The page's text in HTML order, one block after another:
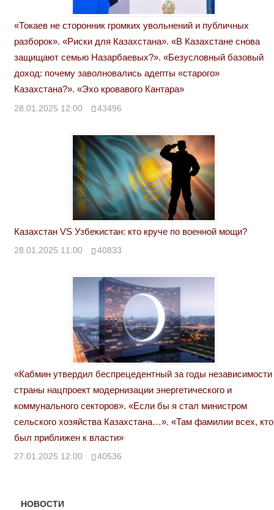
«Токаев не сторонник громких увольнений и публичных
разборок». «Риски для Казахстана». «В Казахстане снова
защищают семью Назарбаевых?». «Безусловный базовый
доход: почему заволновались адепты «старого»
Казахстана?». «Эхо кровавого Кантара»
28.01.2025 12:00 43496
Казахстан VS Узбекистан: кто круче по военной мощи?
28.01.2025 11:00 40833
«Кабмин утвердил беспрецедентный за годы независимости
страны нацпроект модернизации энергетического и
коммунального секторов». «Если бы я стал министром
сельского хозяйства Казахстана…». «Там фамилии всех, кто
был приближен к власти»
27.01.2025 12:00 40536
НОВОСТИ